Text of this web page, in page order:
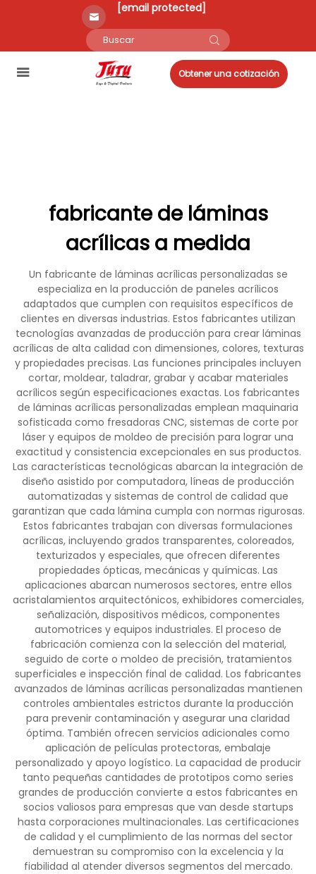
[email protected]
Obtener una cotización
fabricante de láminas
acrílicas a medida
Un fabricante de láminas acrílicas personalizadas se
especializa en la producción de paneles acrílicos
adaptados que cumplen con requisitos específicos de
clientes en diversas industrias. Estos fabricantes utilizan
tecnologías avanzadas de producción para crear láminas
acrílicas de alta calidad con dimensiones, colores, texturas
y propiedades precisas. Las funciones principales incluyen
cortar, moldear, taladrar, grabar y acabar materiales
acrílicos según especificaciones exactas. Los fabricantes
de láminas acrílicas personalizadas emplean maquinaria
sofisticada como fresadoras CNC, sistemas de corte por
láser y equipos de moldeo de precisión para lograr una
exactitud y consistencia excepcionales en sus productos.
Las características tecnológicas abarcan la integración de
diseño asistido por computadora, líneas de producción
automatizadas y sistemas de control de calidad que
garantizan que cada lámina cumpla con normas rigurosas.
Estos fabricantes trabajan con diversas formulaciones
acrílicas, incluyendo grados transparentes, coloreados,
texturizados y especiales, que ofrecen diferentes
propiedades ópticas, mecánicas y químicas. Las
aplicaciones abarcan numerosos sectores, entre ellos
acristalamientos arquitectónicos, exhibidores comerciales,
señalización, dispositivos médicos, componentes
automotrices y equipos industriales. El proceso de
fabricación comienza con la selección del material,
seguido de corte o moldeo de precisión, tratamientos
superficiales e inspección final de calidad. Los fabricantes
avanzados de láminas acrílicas personalizadas mantienen
controles ambientales estrictos durante la producción
para prevenir contaminación y asegurar una claridad
óptima. También ofrecen servicios adicionales como
aplicación de películas protectoras, embalaje
personalizado y apoyo logístico. La capacidad de producir
tanto pequeñas cantidades de prototipos como series
grandes de producción convierte a estos fabricantes en
socios valiosos para empresas que van desde startups
hasta corporaciones multinacionales. Las certificaciones
de calidad y el cumplimiento de las normas del sector
demuestran su compromiso con la excelencia y la
fiabilidad al atender diversos segmentos del mercado.